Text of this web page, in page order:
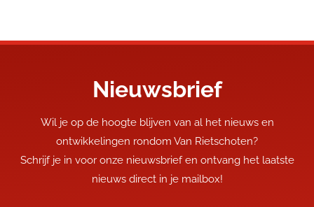
Nieuwsbrief
Wil je op de hoogte blijven van al het nieuws en
ontwikkelingen rondom Van Rietschoten?
Schrijf je in voor onze nieuwsbrief en ontvang het laatste
nieuws direct in je mailbox!